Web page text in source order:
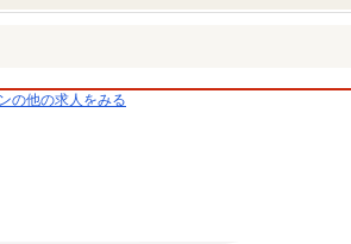
の他の求人をみる